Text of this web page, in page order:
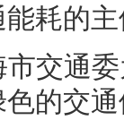
耗的
交通
的交